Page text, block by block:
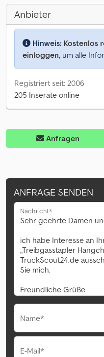
Anbieter
Hinweis: Kostenlos
einloggen, um alle
Registriert seit: 2006
205 Inserate online
Anfragen
ANFRAGE SENDEN
Nachricht*
Name*
E-Mail*